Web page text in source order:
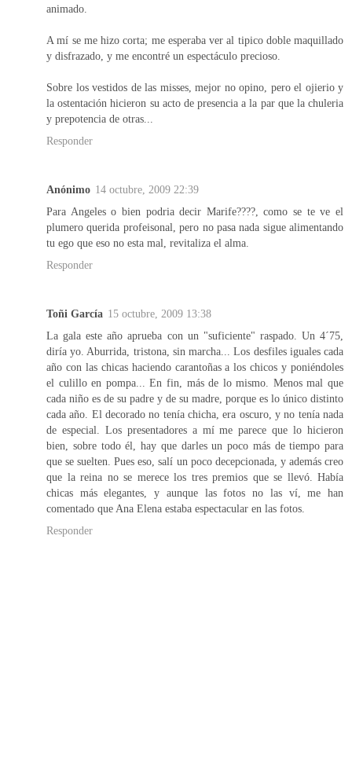
animado.
A mí se me hizo corta; me esperaba ver al tipico doble maquillado
y disfrazado, y me encontré un espectáculo precioso.
Sobre los vestidos de las misses, mejor no opino, pero el ojierio y
la ostentación hicieron su acto de presencia a la par que la chuleria
y prepotencia de otras...
Responder
Anónimo 14 octubre, 2009 22:39
Para Angeles o bien podria decir Marife????, como se te ve el
plumero querida profeisonal, pero no pasa nada sigue alimentando
tu ego que eso no esta mal, revitaliza el alma.
Responder
Toñi García 15 octubre, 2009 13:38
La gala este año aprueba con un "suficiente" raspado. Un 4´75,
diría yo. Aburrida, tristona, sin marcha... Los desfiles iguales cada
año con las chicas haciendo carantoñas a los chicos y poniéndoles
el culillo en pompa... En fin, más de lo mismo. Menos mal que
cada niño es de su padre y de su madre, porque es lo único distinto
cada año. El decorado no tenía chicha, era oscuro, y no tenía nada
de especial. Los presentadores a mí me parece que lo hicieron
bien, sobre todo él, hay que darles un poco más de tiempo para
que se suelten. Pues eso, salí un poco decepcionada, y además creo
que la reina no se merece los tres premios que se llevó. Había
chicas más elegantes, y aunque las fotos no las ví, me han
comentado que Ana Elena estaba espectacular en las fotos.
Responder